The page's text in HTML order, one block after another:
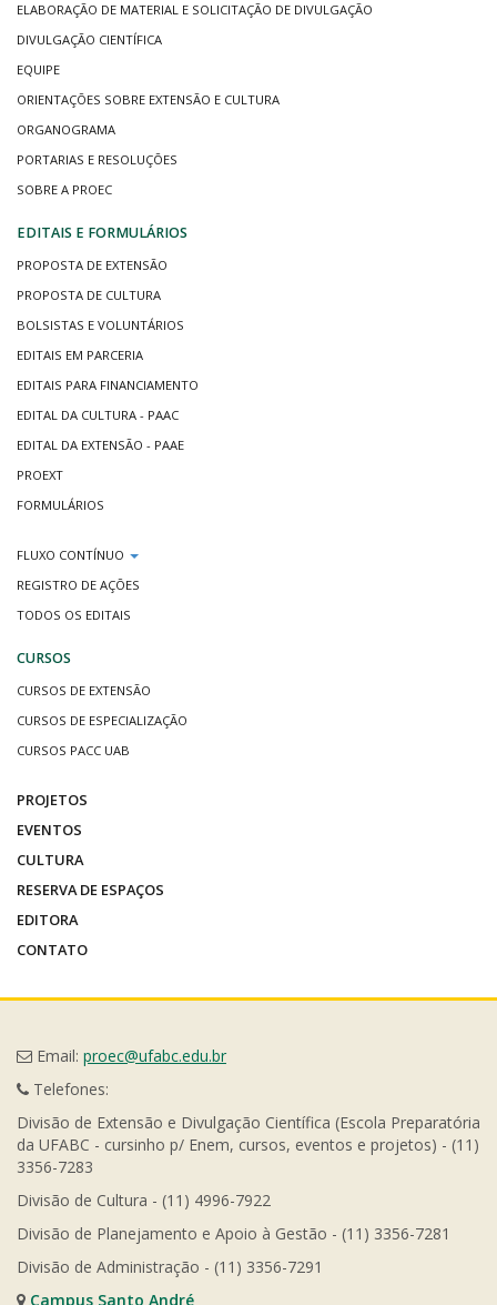
ELABORAÇÃO DE MATERIAL E SOLICITAÇÃO DE DIVULGAÇÃO
DIVULGAÇÃO CIENTÍFICA
EQUIPE
ORIENTAÇÕES SOBRE EXTENSÃO E CULTURA
ORGANOGRAMA
PORTARIAS E RESOLUÇÕES
SOBRE A PROEC
EDITAIS E FORMULÁRIOS
PROPOSTA DE EXTENSÃO
PROPOSTA DE CULTURA
BOLSISTAS E VOLUNTÁRIOS
EDITAIS EM PARCERIA
EDITAIS PARA FINANCIAMENTO
EDITAL DA CULTURA - PAAC
EDITAL DA EXTENSÃO - PAAE
PROEXT
FORMULÁRIOS
FLUXO CONTÍNUO
REGISTRO DE AÇÕES
TODOS OS EDITAIS
CURSOS
CURSOS DE EXTENSÃO
CURSOS DE ESPECIALIZAÇÃO
CURSOS PACC UAB
PROJETOS
EVENTOS
CULTURA
RESERVA DE ESPAÇOS
EDITORA
CONTATO
Email: proec@ufabc.edu.br
Telefones:
Divisão de Extensão e Divulgação Científica (Escola Preparatória
da UFABC - cursinho p/ Enem, cursos, eventos e projetos) - (11)
3356-7283
Divisão de Cultura - (11) 4996-7922
Divisão de Planejamento e Apoio à Gestão - (11) 3356-7281
Divisão de Administração - (11) 3356-7291
Campus Santo André